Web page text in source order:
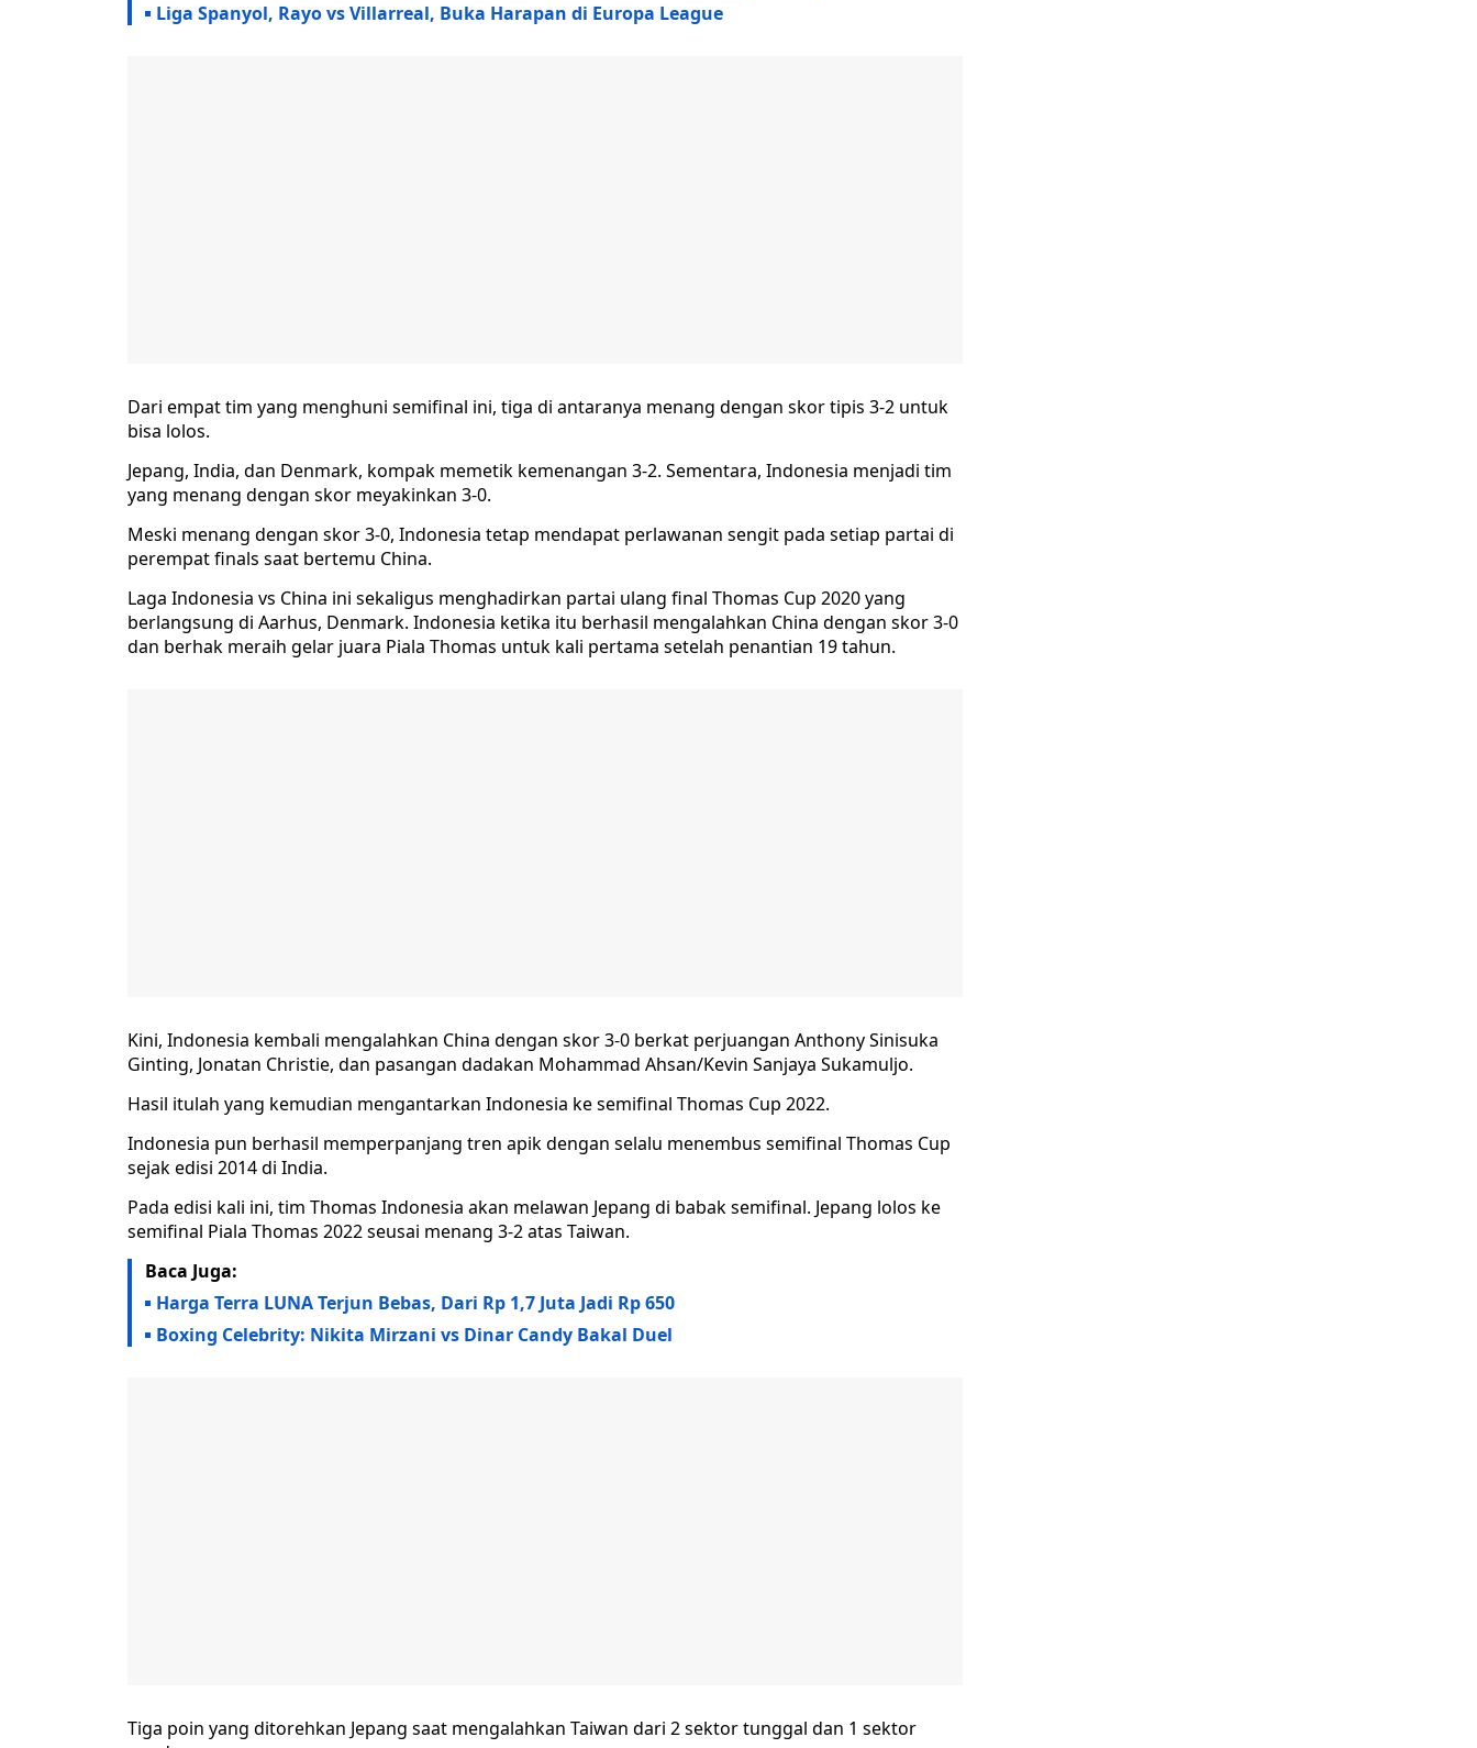
Liga Spanyol, Rayo vs Villarreal, Buka Harapan di Europa League
Dari empat tim yang menghuni semifinal ini, tiga di antaranya menang dengan skor tipis 3-2 untuk
bisa lolos.
Jepang, India, dan Denmark, kompak memetik kemenangan 3-2. Sementara, Indonesia menjadi tim
yang menang dengan skor meyakinkan 3-0.
Meski menang dengan skor 3-0, Indonesia tetap mendapat perlawanan sengit pada setiap partai di
perempat finals saat bertemu China.
Laga Indonesia vs China ini sekaligus menghadirkan partai ulang final Thomas Cup 2020 yang
berlangsung di Aarhus, Denmark. Indonesia ketika itu berhasil mengalahkan China dengan skor 3-0
dan berhak meraih gelar juara Piala Thomas untuk kali pertama setelah penantian 19 tahun.
Kini, Indonesia kembali mengalahkan China dengan skor 3-0 berkat perjuangan Anthony Sinisuka
Ginting, Jonatan Christie, dan pasangan dadakan Mohammad Ahsan/Kevin Sanjaya Sukamuljo.
Hasil itulah yang kemudian mengantarkan Indonesia ke semifinal Thomas Cup 2022.
Indonesia pun berhasil memperpanjang tren apik dengan selalu menembus semifinal Thomas Cup
sejak edisi 2014 di India.
Pada edisi kali ini, tim Thomas Indonesia akan melawan Jepang di babak semifinal. Jepang lolos ke
semifinal Piala Thomas 2022 seusai menang 3-2 atas Taiwan.
Baca Juga:
Harga Terra LUNA Terjun Bebas, Dari Rp 1,7 Juta Jadi Rp 650
Boxing Celebrity: Nikita Mirzani vs Dinar Candy Bakal Duel
Tiga poin yang ditorehkan Jepang saat mengalahkan Taiwan dari 2 sektor tunggal dan 1 sektor